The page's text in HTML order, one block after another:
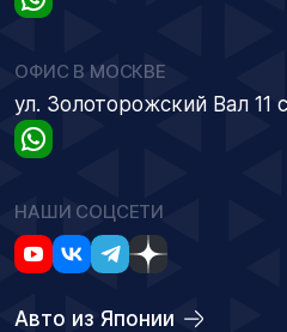
ОФИС В МОСКВЕ
ул. Золоторожский Вал 11
НАШИ СОЦСЕТИ
Авто из Японии